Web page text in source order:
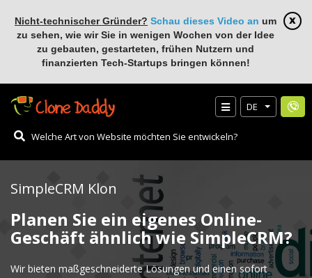
Nicht-technischer Gründer? Schau dieses Video an um
zu sehen, wie wir Sie in wenigen Wochen von der Idee
zu gebauten, gestarteten, frühen Nutzern und
finanzierten Tech-Startups bringen können!
DE
SimpleCRM Klon
Planen Sie ein eigenes Online-
Geschäft ähnlich wie SimpleCRM?
Wir bieten maßgeschneiderte Lösungen und einen sofort